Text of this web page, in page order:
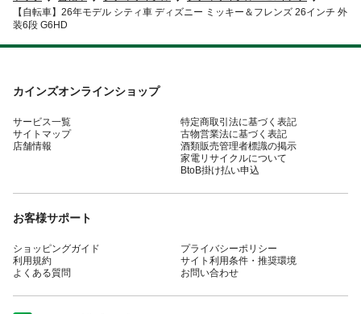
【自転車】26年モデル シティ車 ディズニー ミッキー＆フレンズ 26インチ 外
装6段 G6HD
カインズオンラインショップ
サービス一覧
サイトマップ
店舗情報
特定商取引法に基づく表記
古物営業法に基づく表記
酒類販売管理者標識の掲示
家電リサイクルについて
BtoB掛け払い申込
お客様サポート
ショッピングガイド
利用規約
よくある質問
プライバシーポリシー
サイト利用条件・推奨環境
お問い合わせ